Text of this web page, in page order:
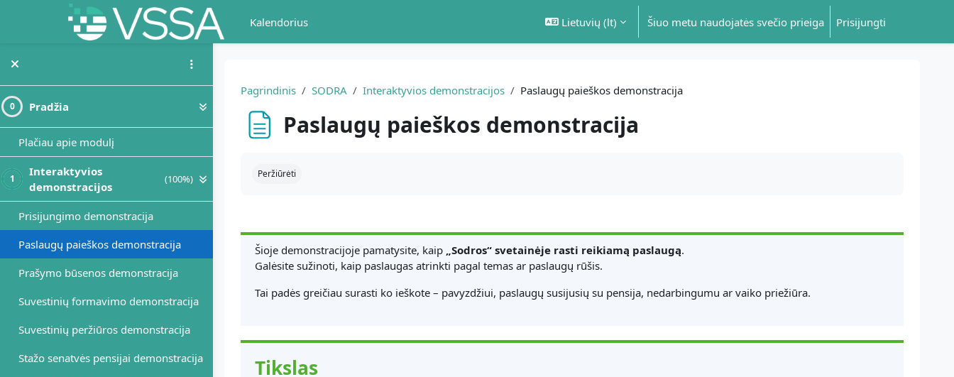
Pereiti į pagrindinį turinį
Kalendorius
Lietuvių ‎(lt)‎ Šiuo metu naudojatės svečio prieiga Prisijungti
0 Pradžia
Plačiau apie modulį
1
Interaktyvios
demonstracijos
(100%)
Prisijungimo demonstracija
Paslaugų paieškos demonstracija
Prašymo būsenos demonstracija
Suvestinių formavimo demonstracija
Suvestinių peržiūros demonstracija
Stažo senatvės pensijai demonstracija
Pagrindinis SODRA Interaktyvios demonstracijos Paslaugų paieškos demonstracija
Paslaugų paieškos demonstracija
Peržiūrėti
Šioje demonstracijoje pamatysite, kaip „Sodros“ svetainėje rasti reikiamą paslaugą.
Galėsite sužinoti, kaip paslaugas atrinkti pagal temas ar paslaugų rūšis.
Tai padės greičiau surasti ko ieškote – pavyzdžiui, paslaugų susijusių su pensija, nedarbingumu ar vaiko priežiūra.
Tikslas